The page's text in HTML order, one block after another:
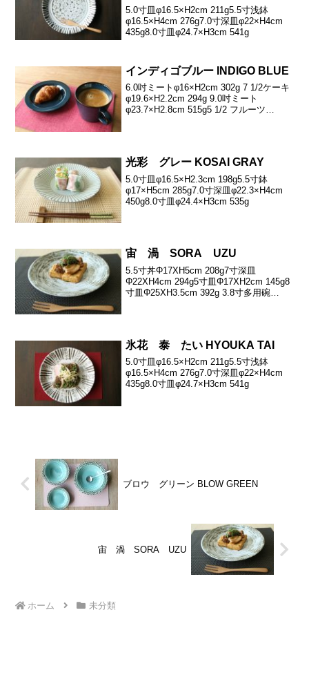
5.0寸皿φ16.5×H2cm 211g5.5寸浅鉢
φ16.5×H4cm 276g7.0寸深皿φ22×H4cm
435g8.0寸皿φ24.7×H3cm 541g
インディゴブルー INDIGO BLUE
6.0吋ミートφ16×H2cm 302g 7 1/2ケーキ
φ19.6×H2.2cm 294g 9.0吋ミート
φ23.7×H2.8cm 515g5 1/2 フルーツ
光彩 グレー KOSAI GRAY
5.0寸皿φ16.5×H2.3cm 198g5.5寸鉢
φ17×H5cm 285g7.0寸深皿φ22.3×H4cm
450g8.0寸皿φ24.4×H3cm 535g
宙 渦 SORA UZU
5.5寸丼Φ17XH5cm 208g7寸深皿
Φ22XH4cm 294g5寸皿Φ17XH2cm 145g8
寸皿Φ25XH3.5cm 392g 3.8寸多用碗
氷花 泰 たい HYOUKA TAI
5.0寸皿φ16.5×H2cm 211g5.5寸浅鉢
φ16.5×H4cm 276g7.0寸深皿φ22×H4cm
435g8.0寸皿φ24.7×H3cm 541g
ブロウ グリーン BLOW GREEN
宙 渦 SORA UZU
ホーム 未分類